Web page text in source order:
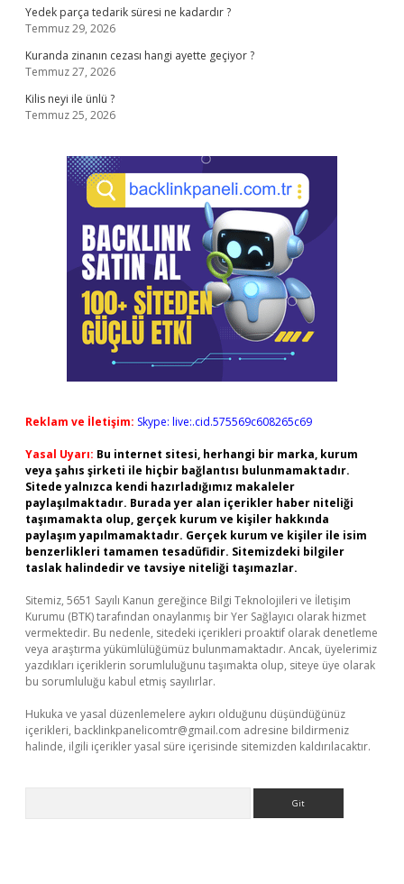
Yedek parça tedarik süresi ne kadardır ?
Temmuz 29, 2026
Kuranda zinanın cezası hangi ayette geçiyor ?
Temmuz 27, 2026
Kilis neyi ile ünlü ?
Temmuz 25, 2026
Reklam ve İletişim: Skype: live:.cid.575569c608265c69
Yasal Uyarı: Bu internet sitesi, herhangi bir marka, kurum
veya şahıs şirketi ile hiçbir bağlantısı bulunmamaktadır.
Sitede yalnızca kendi hazırladığımız makaleler
paylaşılmaktadır. Burada yer alan içerikler haber niteliği
taşımamakta olup, gerçek kurum ve kişiler hakkında
paylaşım yapılmamaktadır. Gerçek kurum ve kişiler ile isim
benzerlikleri tamamen tesadüfidir. Sitemizdeki bilgiler
taslak halindedir ve tavsiye niteliği taşımazlar.
Sitemiz, 5651 Sayılı Kanun gereğince Bilgi Teknolojileri ve İletişim
Kurumu (BTK) tarafından onaylanmış bir Yer Sağlayıcı olarak hizmet
vermektedir. Bu nedenle, sitedeki içerikleri proaktif olarak denetleme
veya araştırma yükümlülüğümüz bulunmamaktadır. Ancak, üyelerimiz
yazdıkları içeriklerin sorumluluğunu taşımakta olup, siteye üye olarak
bu sorumluluğu kabul etmiş sayılırlar.
Hukuka ve yasal düzenlemelere aykırı olduğunu düşündüğünüz
içerikleri, backlinkpanelicomtr@gmail.com adresine bildirmeniz
halinde, ilgili içerikler yasal süre içerisinde sitemizden kaldırılacaktır.